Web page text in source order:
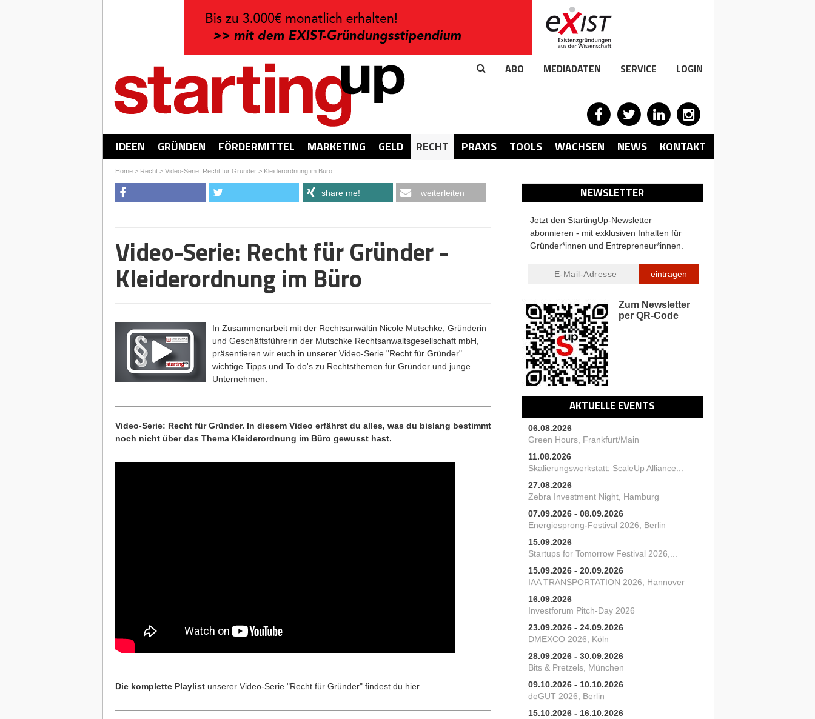
ABO MEDIADATEN SERVICE LOGIN
IDEEN GRÜNDEN FÖRDERMITTEL MARKETING GELD RECHT PRAXIS TOOLS WACHSEN NEWS KONTAKT
Home> Recht> Video-Serie: Recht für Gründer> Kleiderordnung im Büro
NEWSLETTER
Jetzt den StartingUp-Newsletter
abonnieren - mit exklusiven Inhalten für
Gründer*innen und Entrepreneur*innen.
eintragen
Zum Newsletter
per QR-Code
AKTUELLE EVENTS
06.08.2026
Green Hours, Frankfurt/Main
11.08.2026
Skalierungswerkstatt: ScaleUp Alliance...
27.08.2026
Zebra Investment Night, Hamburg
07.09.2026 - 08.09.2026
Energiesprong-Festival 2026, Berlin
15.09.2026
Startups for Tomorrow Festival 2026,...
15.09.2026 - 20.09.2026
IAA TRANSPORTATION 2026, Hannover
16.09.2026
Investforum Pitch-Day 2026
23.09.2026 - 24.09.2026
DMEXCO 2026, Köln
28.09.2026 - 30.09.2026
Bits & Pretzels, München
09.10.2026 - 10.10.2026
deGUT 2026, Berlin
15.10.2026 - 16.10.2026
share me! weiterleiten
Video-Serie: Recht für Gründer -
Kleiderordnung im Büro
In Zusammenarbeit mit der Rechtsanwältin Nicole Mutschke, Gründerin
und Geschäftsführerin der Mutschke Rechtsanwaltsgesellschaft mbH
präsentieren wir euch in unserer Video-Serie "Recht für Gründer"
wichtige Tipps und To do's zu Rechtsthemen für Gründer und junge
Unternehmen.
Video-Serie: Recht für Gründer. In diesem Video erfährst du alles, was du bislang bestimmt
noch nicht über das Thema Kleiderordnung im Büro gewusst hast.
Die komplette Playlist unserer Video-Serie "Recht für Gründer" findest du hier